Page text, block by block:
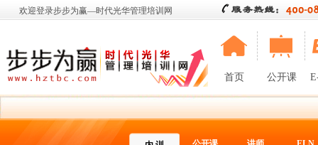
欢迎登录步步为赢—时代光华管理培训网
首页 公开课